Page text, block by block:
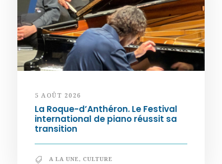
5 AOÛT 2026
La Roque-d’Anthéron. Le Festival
international de piano réussit sa
transition
A LA UNE, CULTURE